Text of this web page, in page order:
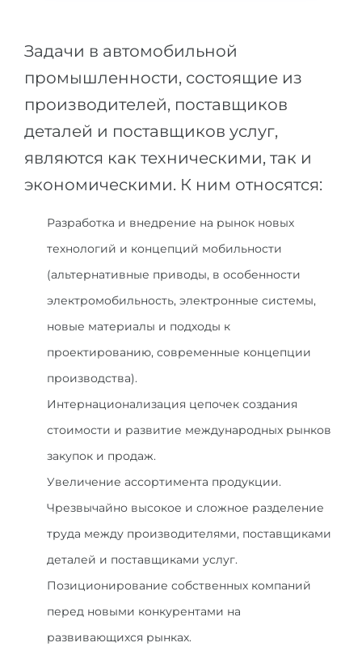
Примеры вакансий
Тест Карта Интересов
Тест RIASEC
Успехна
100%
КОНСУЛЬТАЦИЯ!
Медицина
Украина
Казахстан
Азербайджан
Армения
Беларусь
Другая страна
Задачи в автомобильной
промышленности, состоящие из
производителей, поставщиков
деталей и поставщиков услуг,
являются как техническими, так и
экономическими. К ним относятся:
Разработка и внедрение на рынок новых
технологий и концепций мобильности
(альтернативные приводы, в особенности
электромобильность, электронные системы,
новые материалы и подходы к
проектированию, современные концепции
производства).
Интернационализация цепочек создания
стоимости и развитие международных рынков
закупок и продаж.
Увеличение ассортимента продукции.
Чрезвычайно высокое и сложное разделение
труда между производителями, поставщиками
деталей и поставщиками услуг.
Позиционирование собственных компаний
перед новыми конкурентами на
развивающихся рынках.